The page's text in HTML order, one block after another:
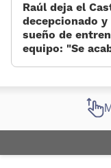
Raúl deja el
decepcionado
sueño de
equipo: «Se